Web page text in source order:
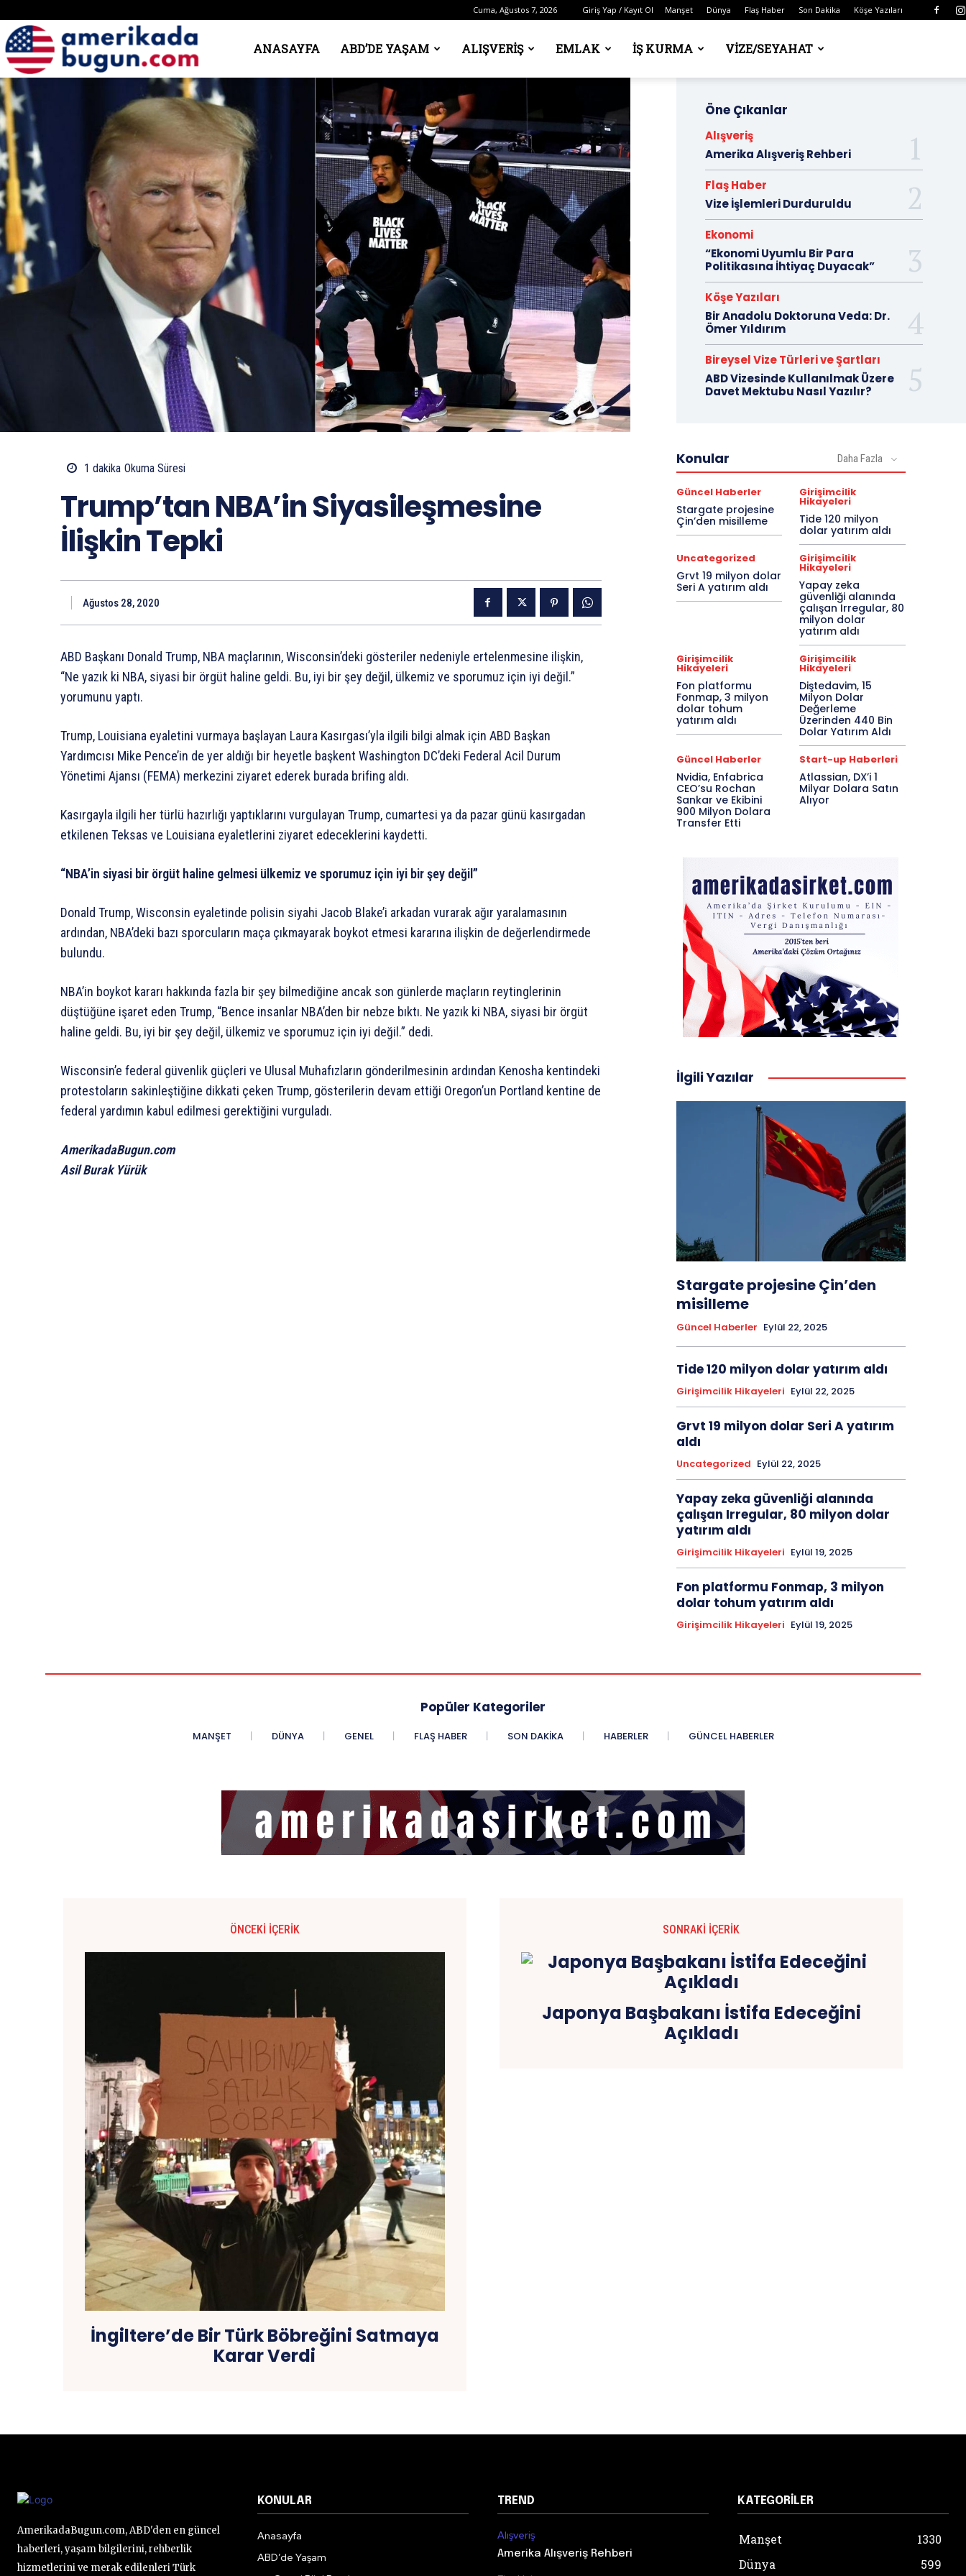
Cuma, Ağustos 7, 2026 Giriş Yap / Kayıt Ol Manşet Dünya Flaş Haber Son Dakika Köşe Yazıları
Amerika’da
Bugün
ANASAYFA ABD’DE YAŞAM ALIŞVERIŞ EMLAK İŞ KURMA VIZE/SEYAHAT
1 dakika Okuma Süresi
Trump’tan NBA’in Siyasileşmesine
İlişkin Tepki
Ağustos 28, 2020
ABD Başkanı Donald Trump, NBA maçlarının, Wisconsin’deki gösteriler nedeniyle ertelenmesine ilişkin,
“Ne yazık ki NBA, siyasi bir örgüt haline geldi. Bu, iyi bir şey değil, ülkemiz ve sporumuz için iyi değil.”
yorumunu yaptı.
Trump, Louisiana eyaletini vurmaya başlayan Laura Kasırgası’yla ilgili bilgi almak için ABD Başkan
Yardımcısı Mike Pence’in de yer aldığı bir heyetle başkent Washington DC’deki Federal Acil Durum
Yönetimi Ajansı (FEMA) merkezini ziyaret ederek burada brifing aldı.
Kasırgayla ilgili her türlü hazırlığı yaptıklarını vurgulayan Trump, cumartesi ya da pazar günü kasırgadan
etkilenen Teksas ve Louisiana eyaletlerini ziyaret edeceklerini kaydetti.
“NBA’in siyasi bir örgüt haline gelmesi ülkemiz ve sporumuz için iyi bir şey değil”
Donald Trump, Wisconsin eyaletinde polisin siyahi Jacob Blake’i arkadan vurarak ağır yaralamasının
ardından, NBA’deki bazı sporcuların maça çıkmayarak boykot etmesi kararına ilişkin de değerlendirmede
bulundu.
NBA’in boykot kararı hakkında fazla bir şey bilmediğine ancak son günlerde maçların reytinglerinin
düştüğüne işaret eden Trump, “Bence insanlar NBA’den bir nebze bıktı. Ne yazık ki NBA, siyasi bir örgüt
haline geldi. Bu, iyi bir şey değil, ülkemiz ve sporumuz için iyi değil.” dedi.
Wisconsin’e federal güvenlik güçleri ve Ulusal Muhafızların gönderilmesinin ardından Kenosha kentindeki
protestoların sakinleştiğine dikkati çeken Trump, gösterilerin devam ettiği Oregon’un Portland kentine de
federal yardımın kabul edilmesi gerektiğini vurguladı.
AmerikadaBugun.com
Asil Burak Yürük
Öne Çıkanlar
Alışveriş
Amerika Alışveriş Rehberi
Flaş Haber
Vize İşlemleri Durduruldu
Ekonomi
“Ekonomi Uyumlu Bir Para
Politikasına İhtiyaç Duyacak”
Köşe Yazıları
Bir Anadolu Doktoruna Veda: Dr.
Ömer Yıldırım
Bireysel Vize Türleri ve Şartları
ABD Vizesinde Kullanılmak Üzere
Davet Mektubu Nasıl Yazılır?
Konular Daha Fazla
Güncel Haberler
Stargate projesine
Çin’den misilleme
Girişimcilik
Hikayeleri
Tide 120 milyon
dolar yatırım aldı
Uncategorized
Grvt 19 milyon dolar
Seri A yatırım aldı
Girişimcilik
Hikayeleri
Yapay zeka
güvenliği alanında
çalışan Irregular, 80
milyon dolar
yatırım aldı
Girişimcilik
Hikayeleri
Fon platformu
Fonmap, 3 milyon
dolar tohum
yatırım aldı
Girişimcilik
Hikayeleri
Diştedavim, 15
Milyon Dolar
Değerleme
Üzerinden 440 Bin
Dolar Yatırım Aldı
Güncel Haberler
Nvidia, Enfabrica
CEO’su Rochan
Sankar ve Ekibini
900 Milyon Dolara
Transfer Etti
Start-up Haberleri
Atlassian, DX’i 1
Milyar Dolara Satın
Alıyor
İlgili Yazılar
Stargate projesine Çin’den
misilleme
Güncel Haberler Eylül 22, 2025
Tide 120 milyon dolar yatırım aldı
Girişimcilik Hikayeleri Eylül 22, 2025
Grvt 19 milyon dolar Seri A yatırım
aldı
Uncategorized Eylül 22, 2025
Yapay zeka güvenliği alanında
çalışan Irregular, 80 milyon dolar
yatırım aldı
Girişimcilik Hikayeleri Eylül 19, 2025
Fon platformu Fonmap, 3 milyon
dolar tohum yatırım aldı
Girişimcilik Hikayeleri Eylül 19, 2025
Popüler Kategoriler
MANŞET DÜNYA GENEL FLAŞ HABER SON DAKIKA HABERLER GÜNCEL HABERLER
ÖNCEKI İÇERIK
İngiltere’de Bir Türk Böbreğini Satmaya
Karar Verdi
SONRAKI İÇERIK
Japonya Başbakanı İstifa Edeceğini
Açıkladı
AmerikadaBugun.com, ABD'den en güncel
haberleri, yaşam bilgilerini, rehberlik
hizmetlerini ve merak edilenleri Türk
KONULAR
Anasayfa
ABD’de Yaşam
TREND
Alışveriş
Amerika Alışveriş Rehberi
KATEGORILER
Manşet
1330
Dünya
599